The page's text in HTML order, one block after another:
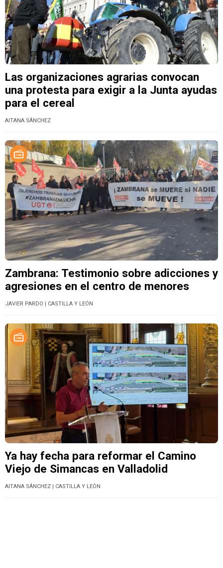
Las organizaciones agrarias convocan
una protesta para exigir a la Junta ayudas
para el cereal
AITANA SÁNCHEZ
Zambrana: Testimonio sobre adicciones y
agresiones en el centro de menores
JAVIER PARDO | CASTILLA Y LEÓN
Ya hay fecha para reformar el Camino
Viejo de Simancas en Valladolid
AITANA SÁNCHEZ | CASTILLA Y LEÓN